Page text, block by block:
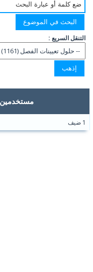
التنقل السريع :
مستخدمين